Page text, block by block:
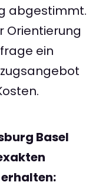
abgestimmt.
Orientierung
ein
Basel